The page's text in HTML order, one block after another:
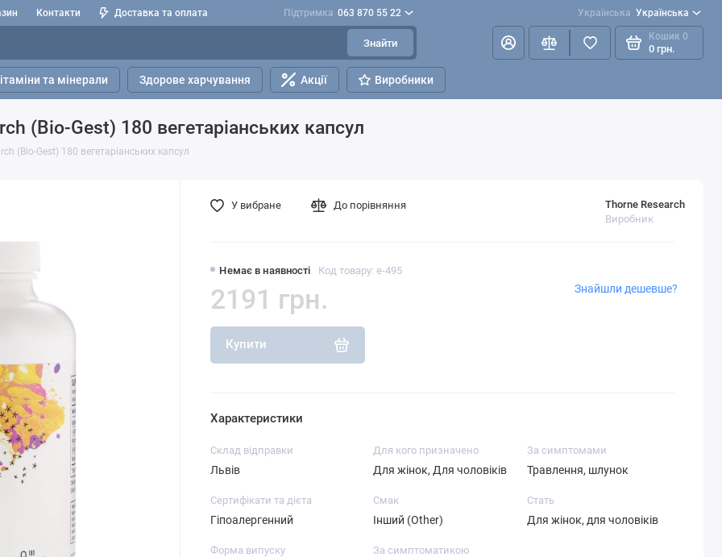
Контакти Доставка та оплата Підтримка 063 870 55 22 Українська Українська
Знайти
Кошик 0
0 грн.
та мінерали Здорове харчування Акції Виробники
(Bio-Gest) 180 вегетаріанських капсул
(Bio-Gest) 180 вегетаріанських капсул
Немає в наявності Код товару: e-495
Thorne Research
Виробник
2191 грн.
Купити
Знайшли дешевше?
У вибране До порівняння
Характеристики
Склад відправки
Львів
Для кого призначено
Для жінок, Для чоловіків
За симптомами
Травлення, шлунок
Сертифікати та дієта
Гіпоалергенний
Смак
Інший (Other)
Стать
Для жінок, для чоловіків
Форма випуску За симптоматикою